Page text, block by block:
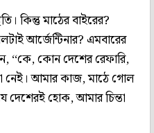
কিন্তু মাঠের বাইরের?
আর্জেন্টিনার? এমবারের
‘‘কে, কোন দেশের রেফারি,
নেই। আমার কাজ, মাঠে গোল
দেশেরই হোক, আমার চিন্তা